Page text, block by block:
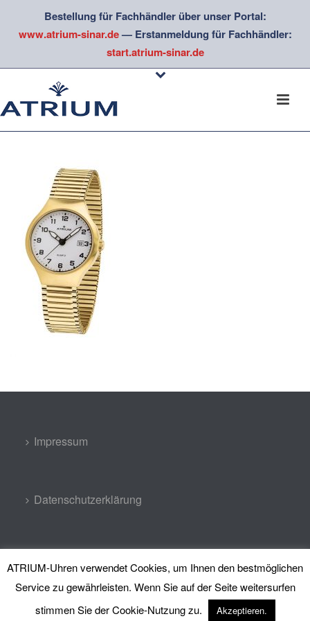
Bestellung für Fachhändler über unser Portal:
www.atrium-sinar.de— Erstanmeldung für Fachhändler:
start.atrium-sinar.de
Impressum
Datenschutzerklärung
ATRIUM-Uhren verwendet Cookies, um Ihnen den bestmöglichen
Service zu gewährleisten. Wenn Sie auf der Seite weitersurfen
stimmen Sie der Cookie-Nutzung zu.
Akzeptieren.